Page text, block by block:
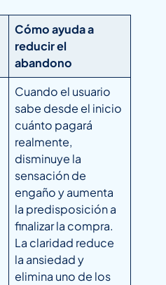
Cómo ayuda a
reducir el
abandono
Cuando el usuario
sabe desde el inicio
cuánto pagará
realmente,
disminuye la
sensación de
engaño y aumenta
la predisposición a
finalizar la compra.
La claridad reduce
la ansiedad y
elimina uno de los